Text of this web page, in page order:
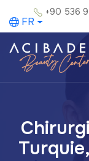
+90 536
FR